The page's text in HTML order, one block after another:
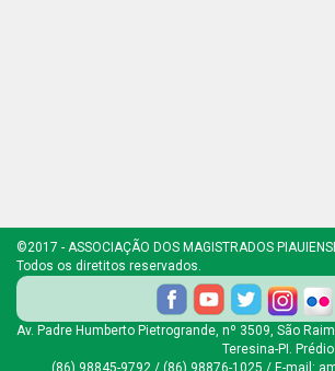
©2017 - ASSOCIAÇÃO DOS MAGISTRADOS
Todos os diretitos reservados.
Av. Padre Humberto Pietrogrande, nº 3509, São
Teresina-PI.
(86) 98845-9792 / (86) 98876-1025 / E-mail: